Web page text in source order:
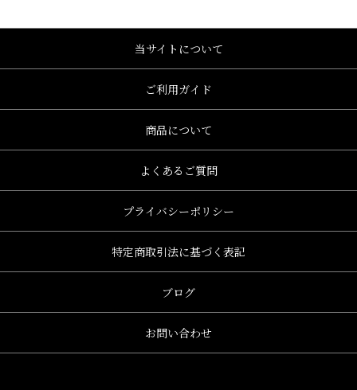
当サイトについて
ご利用ガイド
商品について
よくあるご質問
プライバシーポリシー
特定商取引法に基づく表記
ブログ
お問い合わせ